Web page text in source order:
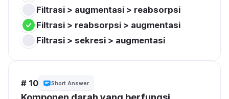
Filtrasi > augmentasi > reabsorpsi
Filtrasi > reabsorpsi > augmentasi
Filtrasi > sekresi > augmentasi
# 10 Short Answer